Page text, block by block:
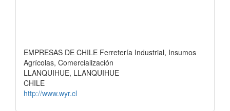
EMPRESAS DE CHILE Ferretería Industrial, Insumos
Agrícolas, Comercialización
LLANQUIHUE, LLANQUIHUE
CHILE
http://www.wyr.cl